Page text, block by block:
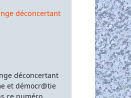
déconcertant
déconcertant
et démocr@tie
ce numéro